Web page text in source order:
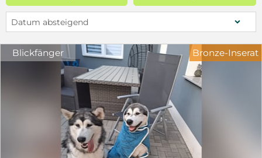
Datum absteigend
Blickfänger Bronze-Inserat